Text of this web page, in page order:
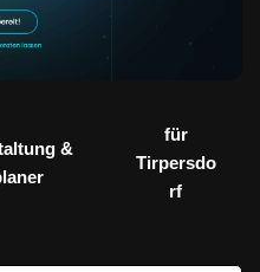
&
für
Tirpersdo
rf